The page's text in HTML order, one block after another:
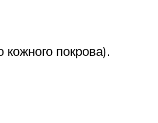
покрова).